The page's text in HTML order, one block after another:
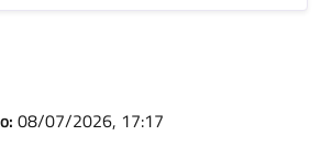
08/07/2026, 17:17